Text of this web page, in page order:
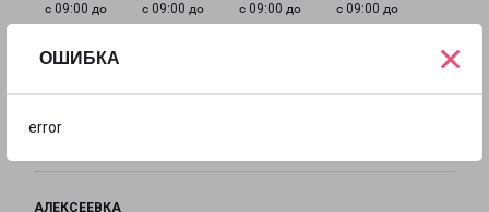
ОШИБКА
error
×
с 09:00 до
с 09:00 до
с 09:00 до
с 09:00 до
18:00
АЛЕКСЕЕВКА